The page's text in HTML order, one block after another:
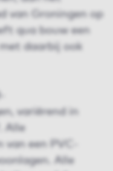
van Groningen op
qua bouw een
daarbij ook
variërend in
Alle
een PVC-
Alle